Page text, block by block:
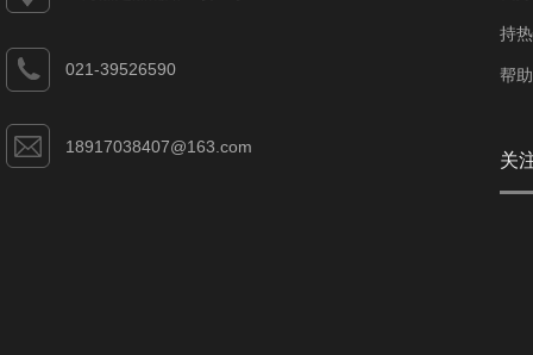
021-39526590
18917038407@163.com
持
帮
关